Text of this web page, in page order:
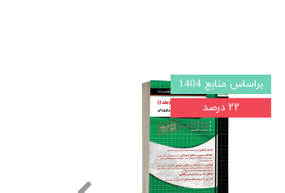
براساس منابع 1404
۲۲ درصد